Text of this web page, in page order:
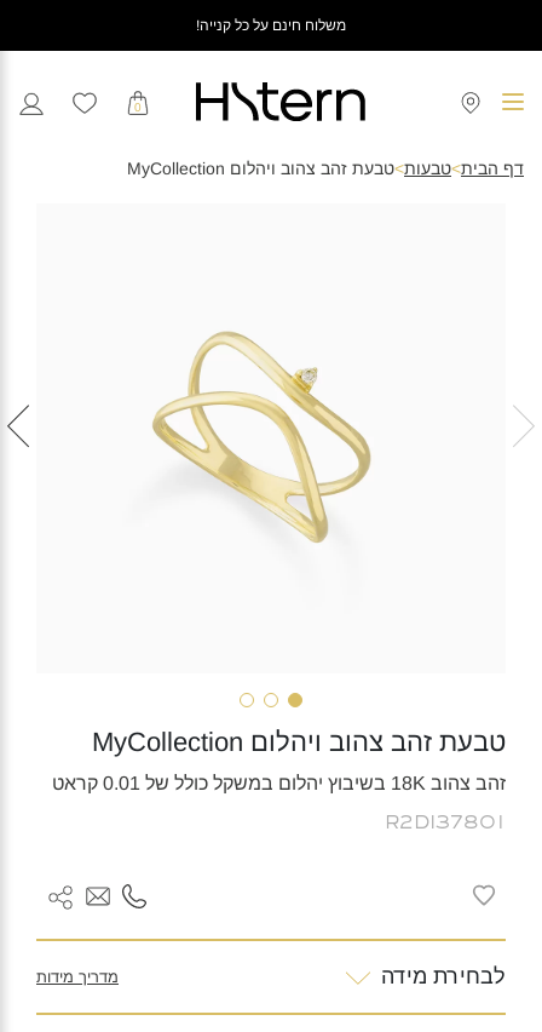
משלוח חינם על כל קנייה!
0
דף הבית>טבעות>טבעת זהב צהוב ויהלום MyCollection
טבעת זהב צהוב ויהלום MyCollection
זהב צהוב 18K בשיבוץ יהלום במשקל כולל של 0.01 קראט
R2DI37801
לבחירת מידה מדריך מידות